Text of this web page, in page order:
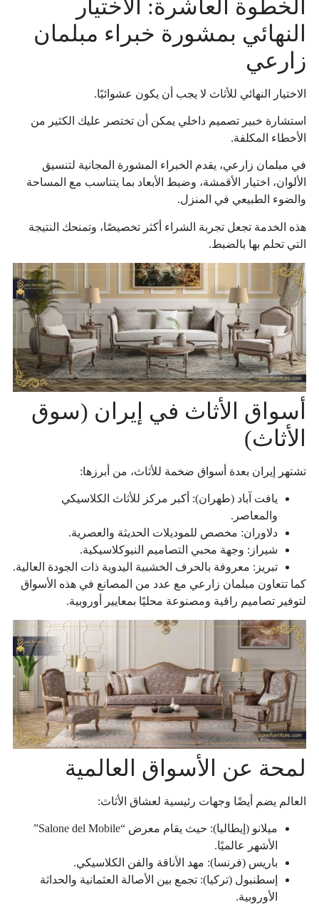
الخطوة العاشرة: الاختيار
النهائي بمشورة خبراء مبلمان
زارعي
الاختيار النهائي للأثاث لا يجب أن يكون عشوائيًا.
استشارة خبير تصميم داخلي يمكن أن تختصر عليك الكثير من
الأخطاء المكلفة.
في مبلمان زارعي، يقدم الخبراء المشورة المجانية لتنسيق
الألوان، اختيار الأقمشة، وضبط الأبعاد بما يتناسب مع المساحة
والضوء الطبيعي في المنزل.
هذه الخدمة تجعل تجربة الشراء أكثر تخصيصًا، وتمنحك النتيجة
التي تحلم بها بالضبط.
أسواق الأثاث في إيران (سوق
الأثاث)
تشتهر إيران بعدة أسواق ضخمة للأثاث، من أبرزها:
يافت آباد (طهران): أكبر مركز للأثاث الكلاسيكي
والمعاصر.
دلاوران: مخصص للموديلات الحديثة والعصرية.
شيراز: وجهة محبي التصاميم النيوكلاسيكية.
تبريز: معروفة بالحرف الخشبية اليدوية ذات الجودة العالية.
كما تتعاون مبلمان زارعي مع عدد من المصانع في هذه الأسواق
لتوفير تصاميم راقية ومصنوعة محليًا بمعايير أوروبية.
لمحة عن الأسواق العالمية
العالم يضم أيضًا وجهات رئيسية لعشاق الأثاث:
ميلانو (إيطاليا): حيث يقام معرض “Salone del Mobile”
الأشهر عالميًا.
باريس (فرنسا): مهد الأناقة والفن الكلاسيكي.
إسطنبول (تركيا): تجمع بين الأصالة العثمانية والحداثة
الأوروبية.